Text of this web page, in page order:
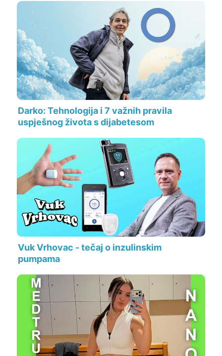
Darko: Tehnologija i 7 važnih pravila
uspješnog života s dijabetesom
Vuk Vrhovac - tečaj o inzulinskim
pumpama